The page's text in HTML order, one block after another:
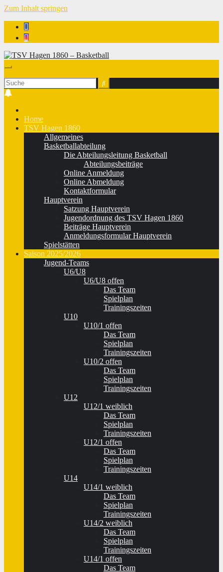
Zum Inhalt springen
Home
TSV Hagen 1860
Allgemeines
Basketballabteilung
Die Abteilungsleitung Basketball
Abteilungsbeiträge
Online Anmeldung
Online Abmeldung
Kontaktformular
Hauptverein
Satzung Hauptverein
Jugendordnung des TSV Hagen 1860
Beiträge Hauptverein
Anmeldungsformular Hauptverein
Spielstätten
Saison 2025/2026
Jugend-Teams
U6/U8
U6/U8 offen
Das Team
Spielplan
Trainingszeiten
U10
U10/1 offen
Das Team
Spielplan
Trainingszeiten
U10/2 offen
Das Team
Spielplan
Trainingszeiten
U12
U12/1 weiblich
Das Team
Spielplan
Trainingszeiten
U12/1 offen
Das Team
Spielplan
Trainingszeiten
U14
U14/1 weiblich
Das Team
Spielplan
Trainingszeiten
U14/2 weiblich
Das Team
Spielplan
Trainingszeiten
U14/1 offen
Das Team